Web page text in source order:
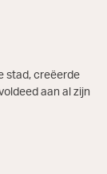
stad, creëerde
aan al zijn